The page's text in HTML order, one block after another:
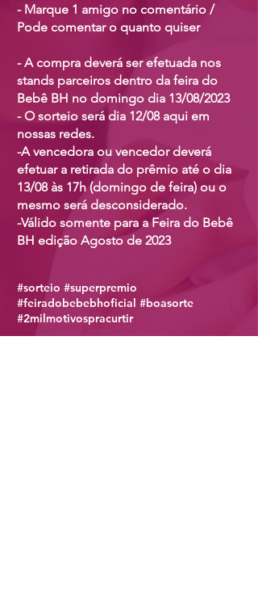
- Marque 1 amigo no comentário /
Pode comentar o quanto quiser
- A compra deverá ser efetuada nos
stands parceiros dentro da feira do
Bebê BH no domingo dia 13/08/2023
- O sorteio será dia 12/08 aqui em
nossas redes.
-A vencedora ou vencedor deverá
efetuar a retirada do prêmio até o dia
13/08 às 17h (domingo de feira) ou o
mesmo será desconsiderado.
-Válido somente para a Feira do Bebê
BH edição Agosto de 2023
#sorteio #superpremio
#feiradobebebhoficial #boasorte
#2milmotivospracurtir